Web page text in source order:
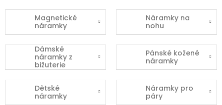
Magnetické
náramky
Náramky na
nohu
Dámské
náramky z
bižuterie
Pánské kožené
náramky
Dětské
náramky
Náramky pro
páry